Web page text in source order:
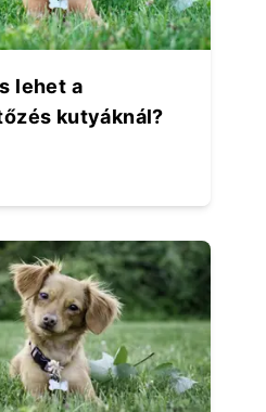
lehet a
kutyáknál?